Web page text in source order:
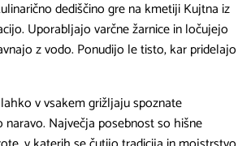
dediščino gre na kmetiji Kujtna iz
Uporabljajo varčne žarnice in ločujejo
z vodo. Ponudijo le tisto, kar pridelajo
v vsakem grižljaju spoznate
Največja posebnost so hišne